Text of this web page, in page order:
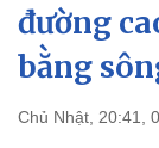
Đảng
Tổ chức nhân sự
Quốc hội
Nhận diện sự thật
đường
bằng
Chủ Nhật, 20:41,